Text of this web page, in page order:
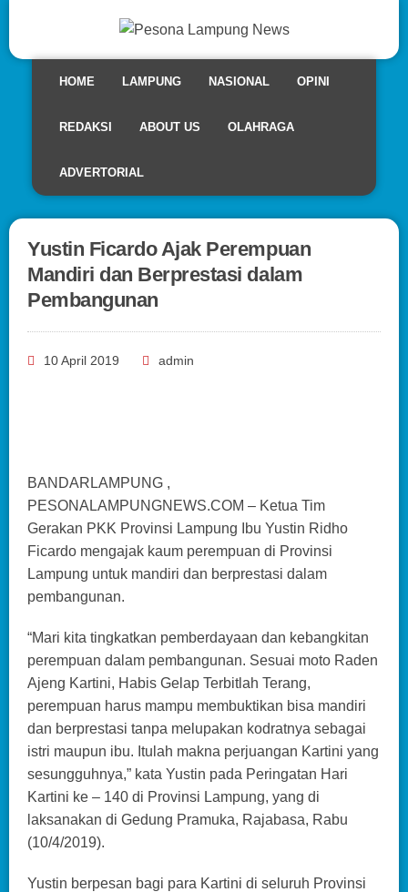
HOME LAMPUNG NASIONAL OPINI
REDAKSI ABOUT US OLAHRAGA
ADVERTORIAL
Yustin Ficardo Ajak Perempuan
Mandiri dan Berprestasi dalam
Pembangunan
10 April 2019 admin
BANDARLAMPUNG ,
PESONALAMPUNGNEWS.COM – Ketua Tim
Gerakan PKK Provinsi Lampung Ibu Yustin Ridho
Ficardo mengajak kaum perempuan di Provinsi
Lampung untuk mandiri dan berprestasi dalam
pembangunan.
“Mari kita tingkatkan pemberdayaan dan kebangkitan
perempuan dalam pembangunan. Sesuai moto Raden
Ajeng Kartini, Habis Gelap Terbitlah Terang,
perempuan harus mampu membuktikan bisa mandiri
dan berprestasi tanpa melupakan kodratnya sebagai
istri maupun ibu. Itulah makna perjuangan Kartini yang
sesungguhnya,” kata Yustin pada Peringatan Hari
Kartini ke – 140 di Provinsi Lampung, yang di
laksanakan di Gedung Pramuka, Rajabasa, Rabu
(10/4/2019).
Yustin berpesan bagi para Kartini di seluruh Provinsi